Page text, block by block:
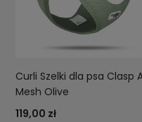
Curli Szelki dla psa Clasp
Mesh Olive
119,00 zł